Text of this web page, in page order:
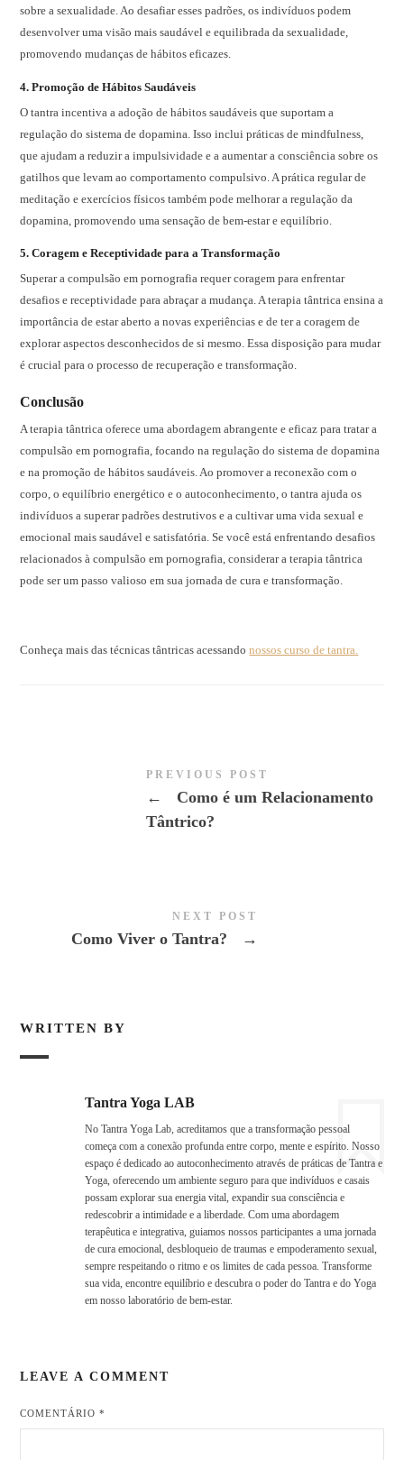
sobre a sexualidade. Ao desafiar esses padrões, os indivíduos podem
desenvolver uma visão mais saudável e equilibrada da sexualidade,
promovendo mudanças de hábitos eficazes.
4.Promoção de Hábitos Saudáveis
O tantra incentiva a adoção de hábitos saudáveis que suportam a
regulação do sistema de dopamina. Isso inclui práticas de mindfulness,
que ajudam a reduzir a impulsividade e a aumentar a consciência sobre os
gatilhos que levam ao comportamento compulsivo. A prática regular de
meditação e exercícios físicos também pode melhorar a regulação da
dopamina, promovendo uma sensação de bem-estar e equilíbrio.
5.Coragem e Receptividade para a Transformação
Superar a compulsão em pornografia requer coragem para enfrentar
desafios e receptividade para abraçar a mudança. A terapia tântrica ensina a
importância de estar aberto a novas experiências e de ter a coragem de
explorar aspectos desconhecidos de si mesmo. Essa disposição para mudar
é crucial para o processo de recuperação e transformação.
Conclusão
A terapia tântrica oferece uma abordagem abrangente e eficaz para tratar a
compulsão em pornografia, focando na regulação do sistema de dopamina
e na promoção de hábitos saudáveis. Ao promover a reconexão com o
corpo, o equilíbrio energético e o autoconhecimento, o tantra ajuda os
indivíduos a superar padrões destrutivos e a cultivar uma vida sexual e
emocional mais saudável e satisfatória. Se você está enfrentando desafios
relacionados à compulsão em pornografia, considerar a terapia tântrica
pode ser um passo valioso em sua jornada de cura e transformação.
Conheça mais das técnicas tântricas acessandonossos curso de tantra.
PREVIOUS POST
←
Como é um Relacionamento
Tântrico?
NEXT POST
Como Viver o Tantra? →
WRITTEN BY
Tantra Yoga LAB
No Tantra Yoga Lab, acreditamos que a transformação pessoal
começa com a conexão profunda entre corpo, mente e espírito. Nosso
espaço é dedicado ao autoconhecimento através de práticas de Tantra e
Yoga, oferecendo um ambiente seguro para que indivíduos e casais
possam explorar sua energia vital, expandir sua consciência e
redescobrir a intimidade e a liberdade. Com uma abordagem
terapêutica e integrativa, guiamos nossos participantes a uma jornada
de cura emocional, desbloqueio de traumas e empoderamento sexual,
sempre respeitando o ritmo e os limites de cada pessoa. Transforme
sua vida, encontre equilíbrio e descubra o poder do Tantra e do Yoga
em nosso laboratório de bem-estar.
LEAVE A COMMENT
COMENTÁRIO*